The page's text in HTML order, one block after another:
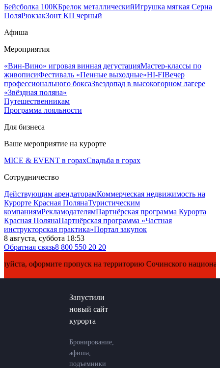
Бейсболка 100КБрелок металлическийИгрушка мягкая Серна
ПоляРюкзакЗонт КП черный
Афиша
Мероприятия
«Вин-Вино» игровая винная дегустацияМастер-классы по
живописиФестиваль «Пенные выходные»HI-FIВечер
профессионального боксаЗвездопад в высокогорном лагере
«Звёздная поляна»
Путешественникам
Программа лояльности
Для бизнеса
Ваше мероприятие на курорте
MICE & EVENT в горахСвадьба в горах
Сотрудничество
Действующим арендаторамКоммерческая недвижимость на
Курорте Красная ПолянаТуристическим
компаниямРекламодателямПартнёрская программа Курорта
Красная ПолянаПартнёрская программа «Частная
инструкторская практика»Портал закупок
8 августа, суббота 18:53
Обратная связь8 800 550 20 20
оформите пропуск на территорию Сочинского национального
Запустили
новый сайт
курорта
Бронирование,
афиша,
подъемники